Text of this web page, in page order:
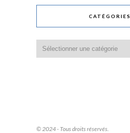
CATÉGORIES
© 2024 - Tous droits réservés.